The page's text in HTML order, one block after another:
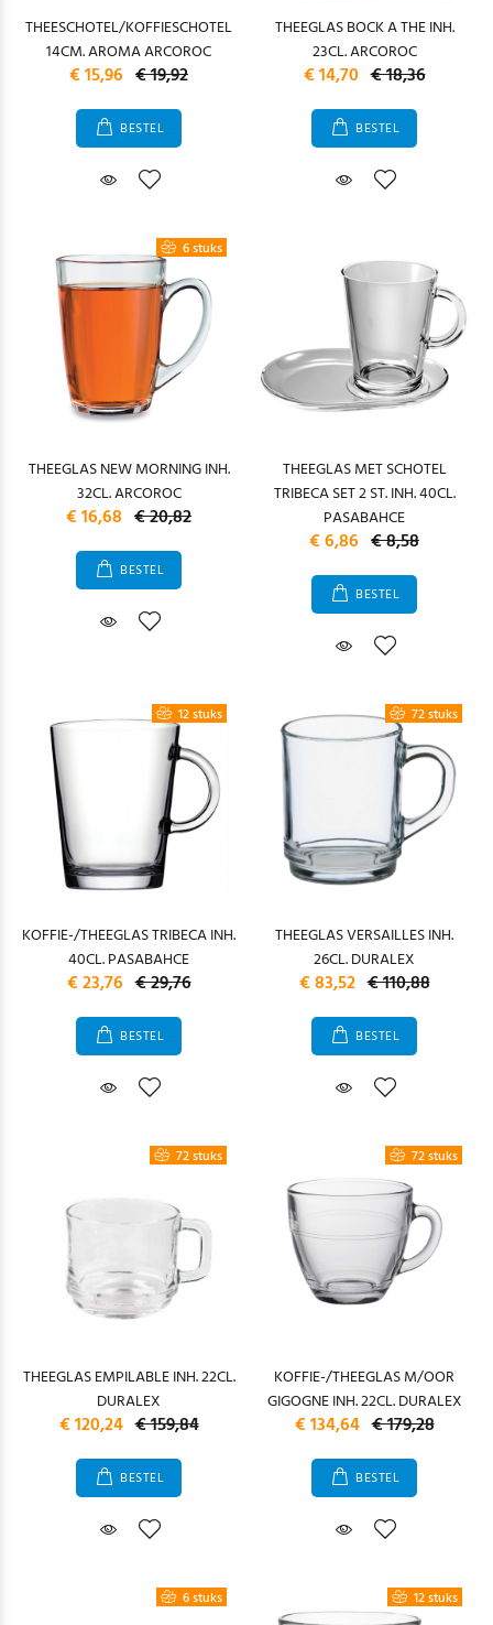
THEESCHOTEL/KOFFIESCHOTEL
14CM. AROMA ARCOROC
€ 15,96 € 19,92
BESTEL
THEEGLAS BOCK A THE INH.
23CL. ARCOROC
€ 14,70 € 18,36
BESTEL
6 stuks
THEEGLAS NEW MORNING INH.
32CL. ARCOROC
€ 16,68 € 20,82
BESTEL
THEEGLAS MET SCHOTEL
TRIBECA SET 2 ST. INH. 40CL.
PASABAHCE
€ 6,86 € 8,58
BESTEL
12 stuks
KOFFIE-/THEEGLAS TRIBECA INH.
40CL. PASABAHCE
€ 23,76 € 29,76
BESTEL
72 stuks
THEEGLAS VERSAILLES INH.
26CL. DURALEX
€ 83,52 € 110,88
BESTEL
72 stuks
THEEGLAS EMPILABLE INH. 22CL.
DURALEX
€ 120,24 € 159,84
BESTEL
72 stuks
KOFFIE-/THEEGLAS M/OOR
GIGOGNE INH. 22CL. DURALEX
€ 134,64 € 179,28
BESTEL
6 stuks 12 stuks